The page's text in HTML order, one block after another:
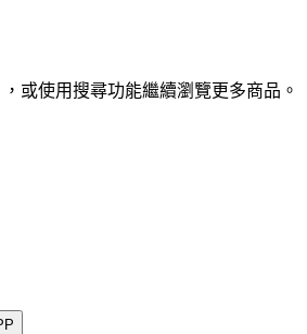
或使用搜尋功能繼續瀏覽更多商品。